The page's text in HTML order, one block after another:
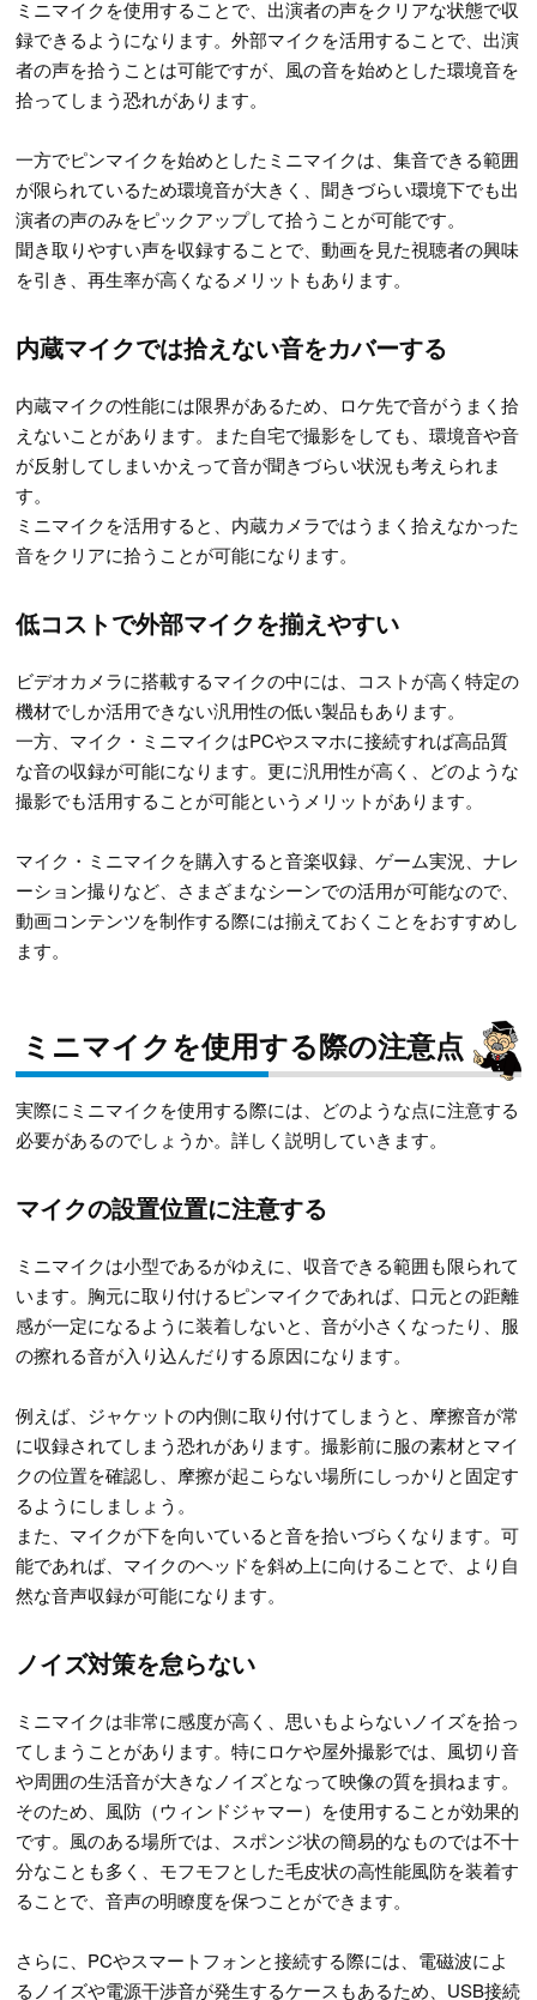
ミニマイクを使用することで、出演者の声をクリアな状態で収
録できるようになります。外部マイクを活用することで、出演
者の声を拾うことは可能ですが、風の音を始めとした環境音を
拾ってしまう恐れがあります。
一方でピンマイクを始めとしたミニマイクは、集音できる範囲
が限られているため環境音が大きく、聞きづらい環境下でも出
演者の声のみをピックアップして拾うことが可能です。
聞き取りやすい声を収録することで、動画を見た視聴者の興味
を引き、再生率が高くなるメリットもあります。
内蔵マイクでは拾えない音をカバーする
内蔵マイクの性能には限界があるため、ロケ先で音がうまく拾
えないことがあります。また自宅で撮影をしても、環境音や音
が反射してしまいかえって音が聞きづらい状況も考えられま
す。
ミニマイクを活用すると、内蔵カメラではうまく拾えなかった
音をクリアに拾うことが可能になります。
低コストで外部マイクを揃えやすい
ビデオカメラに搭載するマイクの中には、コストが高く特定の
機材でしか活用できない汎用性の低い製品もあります。
一方、マイク・ミニマイクはPCやスマホに接続すれば高品質
な音の収録が可能になります。更に汎用性が高く、どのような
撮影でも活用することが可能というメリットがあります。
マイク・ミニマイクを購入すると音楽収録、ゲーム実況、ナレ
ーション撮りなど、さまざまなシーンでの活用が可能なので、
動画コンテンツを制作する際には揃えておくことをおすすめし
ます。
ミニマイクを使用する際の注意点
実際にミニマイクを使用する際には、どのような点に注意する
必要があるのでしょうか。詳しく説明していきます。
マイクの設置位置に注意する
ミニマイクは小型であるがゆえに、収音できる範囲も限られて
います。胸元に取り付けるピンマイクであれば、口元との距離
感が一定になるように装着しないと、音が小さくなったり、服
の擦れる音が入り込んだりする原因になります。
例えば、ジャケットの内側に取り付けてしまうと、摩擦音が常
に収録されてしまう恐れがあります。撮影前に服の素材とマイ
クの位置を確認し、摩擦が起こらない場所にしっかりと固定す
るようにしましょう。
また、マイクが下を向いていると音を拾いづらくなります。可
能であれば、マイクのヘッドを斜め上に向けることで、より自
然な音声収録が可能になります。
ノイズ対策を怠らない
ミニマイクは非常に感度が高く、思いもよらないノイズを拾っ
てしまうことがあります。特にロケや屋外撮影では、風切り音
や周囲の生活音が大きなノイズとなって映像の質を損ねます。
そのため、風防（ウィンドジャマー）を使用することが効果的
です。風のある場所では、スポンジ状の簡易的なものでは不十
分なことも多く、モフモフとした毛皮状の高性能風防を装着す
ることで、音声の明瞭度を保つことができます。
さらに、PCやスマートフォンと接続する際には、電磁波によ
るノイズや電源干渉音が発生するケースもあるため、USB接続